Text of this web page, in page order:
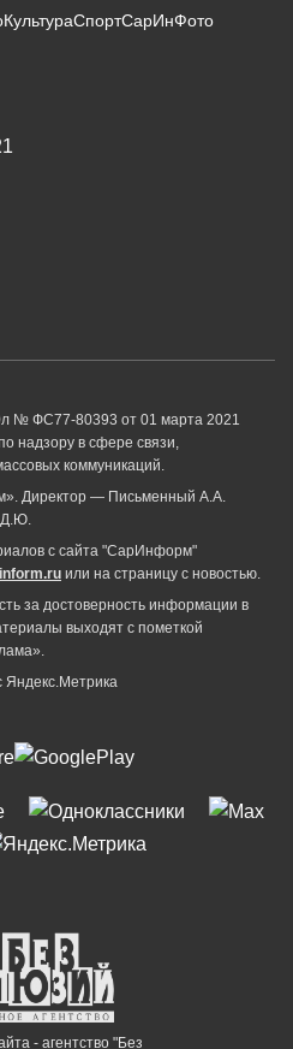
КультураСпортСарИнФото
№ ФС77-80393 от 01 марта 2021
надзору в сфере связи,
коммуникаций.
Директор — Письменный А.А.
с сайта "СарИнформ"
или на страницу с новостью.
за достоверность информации в
выходят с пометкой
Яндекс.Метрика
- агентство "Без